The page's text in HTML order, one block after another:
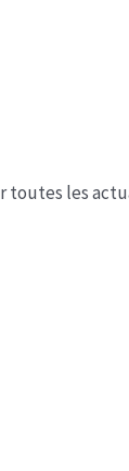
toutes les